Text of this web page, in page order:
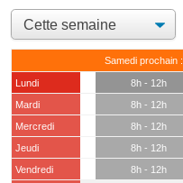
Samedi prochain :
Lundi 8h - 12h
Mardi
8h - 12h
Mercredi
8h - 12h
Jeudi
8h - 12h
Vendredi
8h - 12h